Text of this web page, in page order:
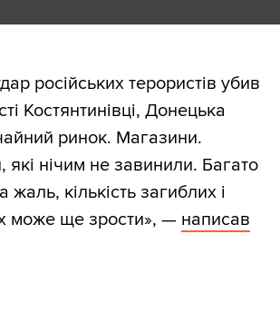
російських терористів убив
Костянтинівці, Донецька
ринок. Магазини.
нічим не завинили. Багато
кількість загиблих і
може ще зрости», — написав